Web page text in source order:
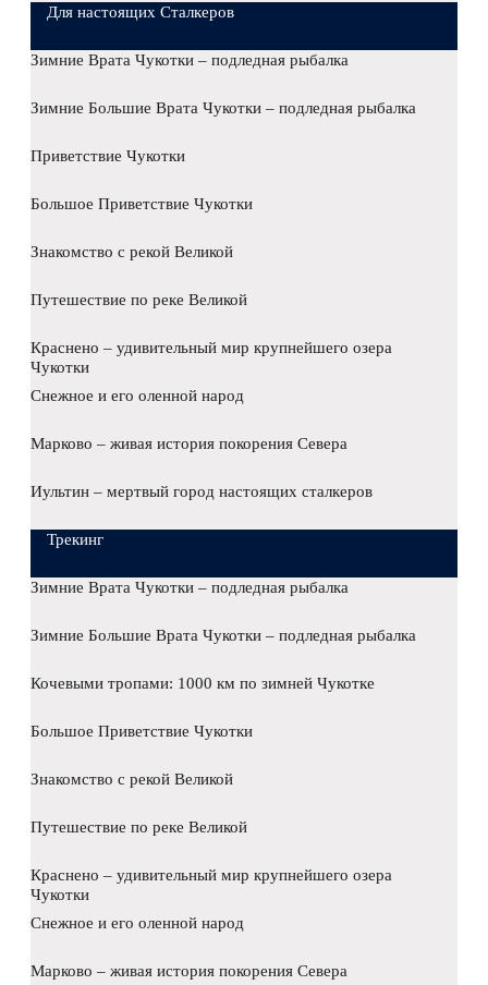
Для настоящих Сталкеров
Зимние Врата Чукотки – подледная рыбалка
Зимние Большие Врата Чукотки – подледная рыбалка
Приветствие Чукотки
Большое Приветствие Чукотки
Знакомство с рекой Великой
Путешествие по реке Великой
Краснено – удивительный мир крупнейшего озера
Чукотки
Снежное и его оленной народ
Марково – живая история покорения Севера
Иультин – мертвый город настоящих сталкеров
Трекинг
Зимние Врата Чукотки – подледная рыбалка
Зимние Большие Врата Чукотки – подледная рыбалка
Кочевыми тропами: 1000 км по зимней Чукотке
Большое Приветствие Чукотки
Знакомство с рекой Великой
Путешествие по реке Великой
Краснено – удивительный мир крупнейшего озера
Чукотки
Снежное и его оленной народ
Марково – живая история покорения Севера